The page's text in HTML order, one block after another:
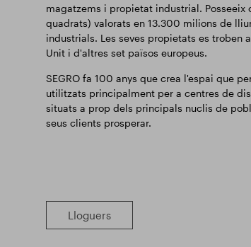
magatzems i propietat industrial.
quadrats) valorats en 13.300 milions de
industrials. Les seves propietats es
Unit i d'altres set països europeus.
SEGRO fa 100 anys que crea l'espai que
utilitzats principalment per a centres de
situats a prop dels principals nuclis de
seus clients prosperar.
Lloguers